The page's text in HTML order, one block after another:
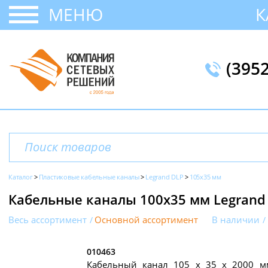
МЕНЮ
Каталог Пластиковые кабельные каналы Legrand DLP 105x35 мм
Кабельные каналы 100х35 мм
Весь ассортимент Основной ассортимент В наличии
010463
Кабельный канал 105 х 35 x 2000